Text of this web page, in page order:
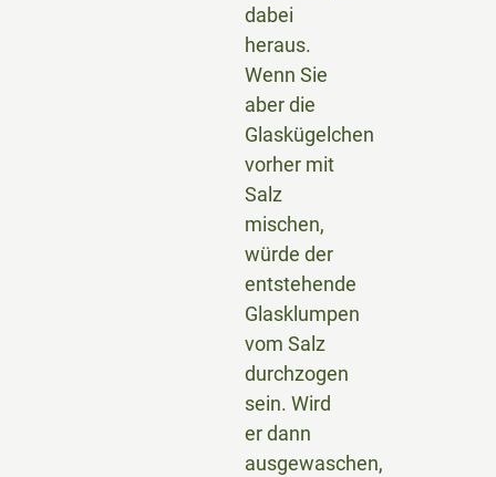
dabei
heraus.
Wenn Sie
aber die
Glaskügelchen
vorher mit
Salz
mischen,
würde der
entstehende
Glasklumpen
vom Salz
durchzogen
sein. Wird
er dann
ausgewaschen,